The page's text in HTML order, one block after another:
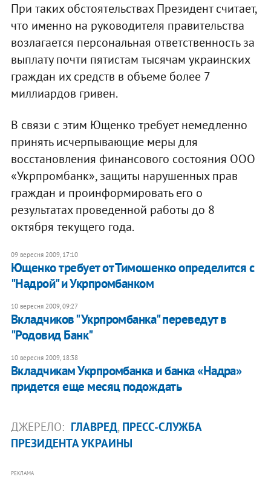
При таких обстоятельствах Президент считает,
что именно на руководителя правительства
возлагается персональная ответственность за
выплату почти пятистам тысячам украинских
граждан их средств в объеме более 7
миллиардов гривен.
В связи с этим Ющенко требует немедленно
принять исчерпывающие меры для
восстановления финансового состояния ООО
«Укрпромбанк», защиты нарушенных прав
граждан и проинформировать его о
результатах проведенной работы до 8
октября текущего года.
09 вересня 2009, 17:10
Ющенко требует от Тимошенко определится с
"Надрой" и Укрпромбанком
10 вересня 2009, 09:27
Вкладчиков "Укрпромбанка" переведут в
"Родовид Банк"
10 вересня 2009, 18:38
Вкладчикам Укрпромбанка и банка «Надра»
придется еще месяц подождать
ДЖЕРЕЛО: ГЛАВРЕД, ПРЕСС-СЛУЖБА
ПРЕЗИДЕНТА УКРАИНЫ
РЕКЛАМА